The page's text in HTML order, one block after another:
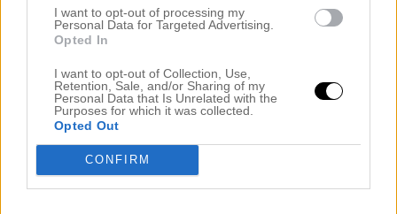
I want to opt-out of processing my
Personal Data for Targeted Advertising.
Opted In
I want to opt-out of Collection, Use,
Retention, Sale, and/or Sharing of my
Personal Data that Is Unrelated with the
Purposes for which it was collected.
Opted Out
CONFIRM
augusti 2022
juli 2022
juni 2022
maj 2022
april 2022
mars 2022
februari 2022
januari 2022
december 2021